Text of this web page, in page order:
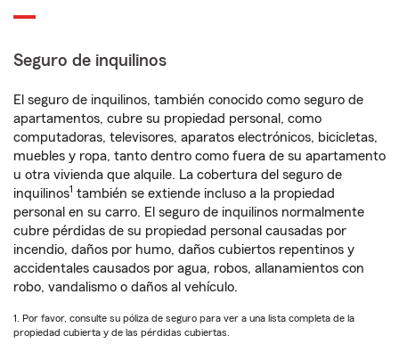
Seguro de inquilinos
El seguro de inquilinos, también conocido como seguro de
apartamentos, cubre su propiedad personal, como
computadoras, televisores, aparatos electrónicos, bicicletas,
muebles y ropa, tanto dentro como fuera de su apartamento
u otra vivienda que alquile. La cobertura del seguro de
inquilinos1 también se extiende incluso a la propiedad
personal en su carro. El seguro de inquilinos normalmente
cubre pérdidas de su propiedad personal causadas por
incendio, daños por humo, daños cubiertos repentinos y
accidentales causados por agua, robos, allanamientos con
robo, vandalismo o daños al vehículo.
1. Por favor, consulte su póliza de seguro para ver a una lista completa de la
propiedad cubierta y de las pérdidas cubiertas.